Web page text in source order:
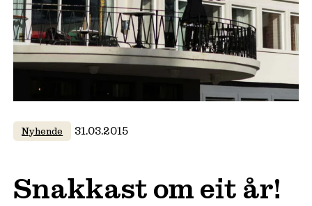
Nyhende 31.03.2015
Snakkast om eit år!